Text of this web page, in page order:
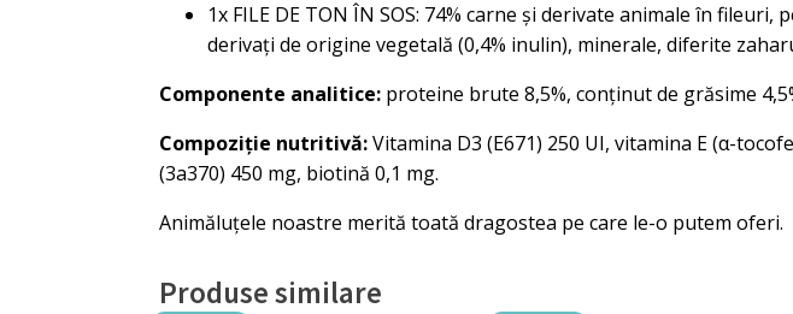
1x FILE DE TON ÎN SOS: 74% carne și derivate animale în
derivați de origine vegetală (0,4% inulin), minerale, diferite
Componente analitice: proteine ​​brute 8,5%, conținut de grăsime
Compoziție nutritivă:Vitamina D3 (E671) 250 UI, vitamina E (α-
(3a370) 450 mg, biotină 0,1 mg.
Animăluțele noastre merită toată dragostea pe care le-o putem oferi.
Produse similare